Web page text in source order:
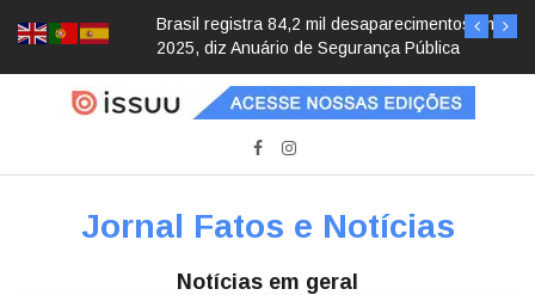
Brasil registra 84,2 mil desaparecimentos em
2025, diz Anuário de Segurança Pública
Jornal Fatos e Notícias
Notícias em geral